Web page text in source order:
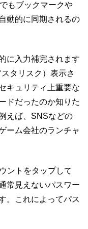
もブックマークや
動的に同期されるの
に入力補完されます
タリスク）表示さ
キュリティ上重要な
ドだったのか知りた
えば、SNSなどの
ーム会社のランチャ
ントをタップして
常見えないパスワー
。これによってパス